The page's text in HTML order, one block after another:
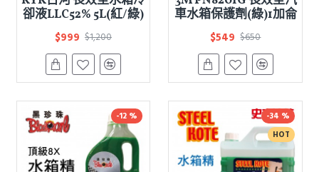
卻液LLC52% 5L(紅/綠)
$999 $1,200
車水箱保護劑(綠)1加侖
$549 $650
-12 %
HOT
-34 %